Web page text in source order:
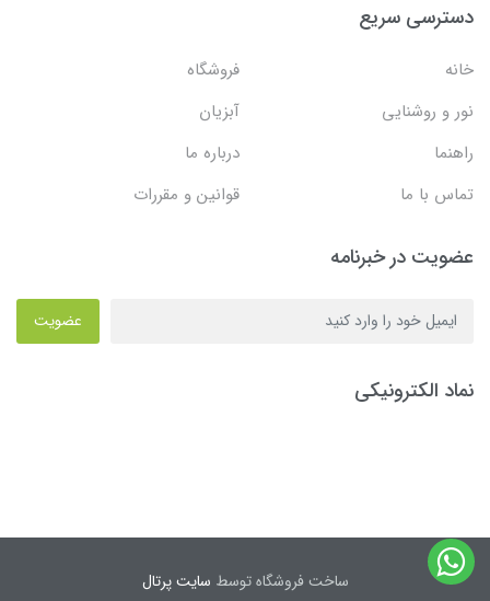
دسترسی سریع
خانه
فروشگاه
نور و روشنایی
آبزیان
راهنما
درباره ما
تماس با ما
قوانین و مقررات
عضویت در خبرنامه
عضویت
نماد الکترونیکی
ساخت فروشگاه توسط سایت پرتال